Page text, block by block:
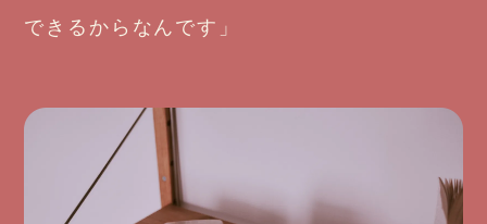
できるからなんです」